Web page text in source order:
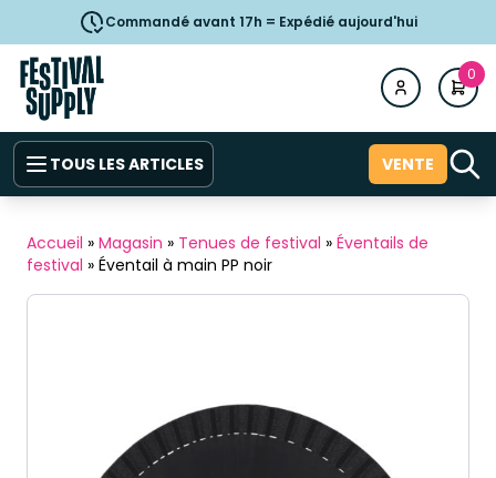
Commandé avant 17h = Expédié aujourd'hui
0
TOUS LES ARTICLES VENTE
Accueil » Magasin » Tenues de festival » Éventails de
festival » Éventail à main PP noir